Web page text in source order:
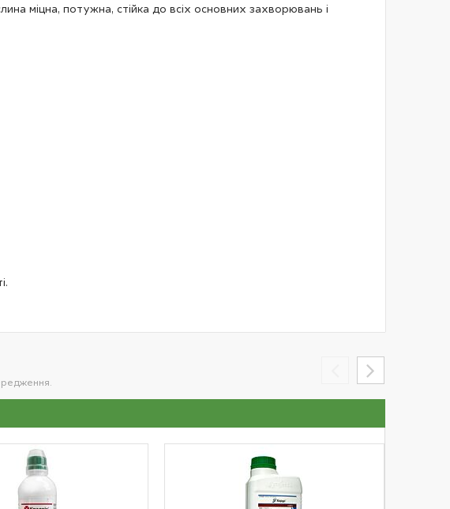
міцна, потужна, стійка до всіх основних захворювань і